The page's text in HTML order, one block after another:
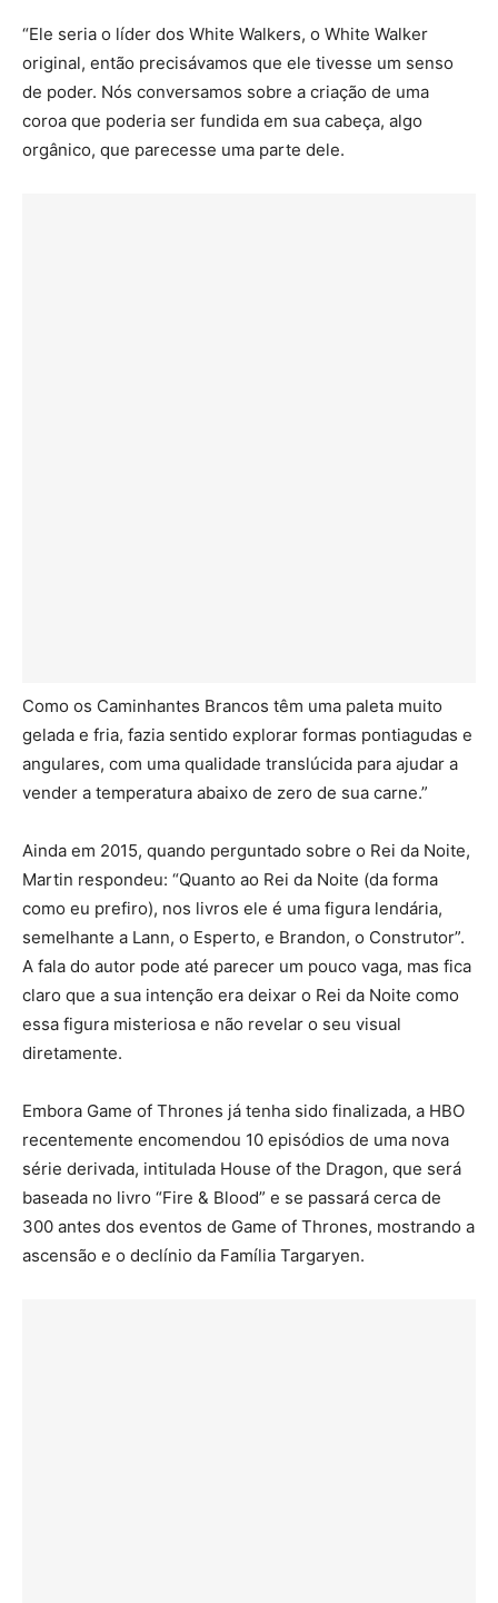
“Ele seria o líder dos White Walkers, o White Walker
original, então precisávamos que ele tivesse um senso
de poder. Nós conversamos sobre a criação de uma
coroa que poderia ser fundida em sua cabeça, algo
orgânico, que parecesse uma parte dele.
Como os Caminhantes Brancos têm uma paleta muito
gelada e fria, fazia sentido explorar formas pontiagudas e
angulares, com uma qualidade translúcida para ajudar a
vender a temperatura abaixo de zero de sua carne.”
Ainda em 2015, quando perguntado sobre o Rei da Noite,
Martin respondeu: “Quanto ao Rei da Noite (da forma
como eu prefiro), nos livros ele é uma figura lendária,
semelhante a Lann, o Esperto, e Brandon, o Construtor”.
A fala do autor pode até parecer um pouco vaga, mas fica
claro que a sua intenção era deixar o Rei da Noite como
essa figura misteriosa e não revelar o seu visual
diretamente.
Embora Game of Thrones já tenha sido finalizada, a HBO
recentemente encomendou 10 episódios de uma nova
série derivada, intitulada House of the Dragon, que será
baseada no livro “Fire & Blood” e se passará cerca de
300 antes dos eventos de Game of Thrones, mostrando a
ascensão e o declínio da Família Targaryen.